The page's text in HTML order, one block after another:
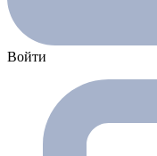
Войти